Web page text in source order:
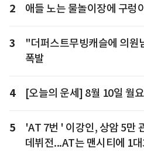
2 애들 노는 물놀이장에 구렁
3
"더퍼스트무빙캐슬에 의
폭발
4 [오늘의 운세] 8월 10일 월
5
'AT 7번 ' 이강인, 상암 5만
데뷔전...AT는 맨시티에 1대